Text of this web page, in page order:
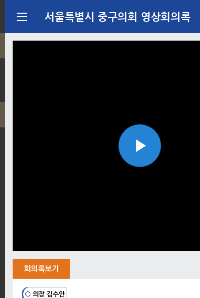
서울특별시 중구의회 영상회의록
Play
회의록보기
○ 의장 김수안